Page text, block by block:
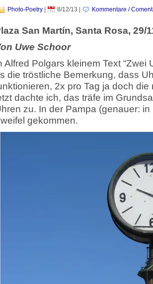
Photo-Poetry| 8/12/13 Kommentare /
San Martín, Santa Rosa, 29/
Uwe Schoor
Alfred Polgars kleinem Text “Zwei
die tröstliche Bemerkung, dass
2x pro Tag ja doch
dachte ich, das träfe im
zu. In der Pampa (genauer:
gekommen.